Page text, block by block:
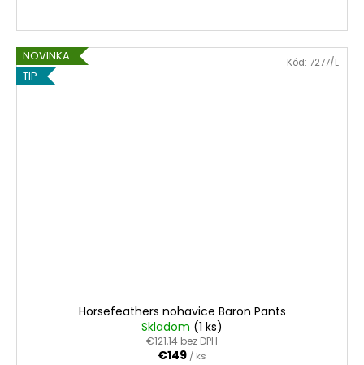
NOVINKA
TIP
Horsefeathers nohavice Baron Pants
Skladom (1 ks)
€121,14 bez DPH
€149 / ks
Kód: 7277/L